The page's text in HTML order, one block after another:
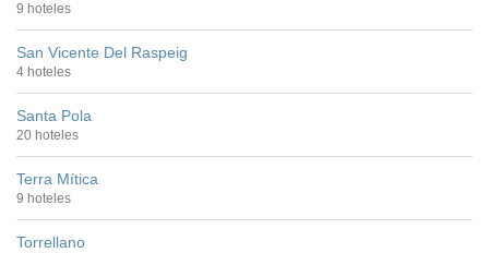
9 hoteles
San Vicente Del Raspeig
4 hoteles
Santa Pola
20 hoteles
Terra Mítica
9 hoteles
Torrellano